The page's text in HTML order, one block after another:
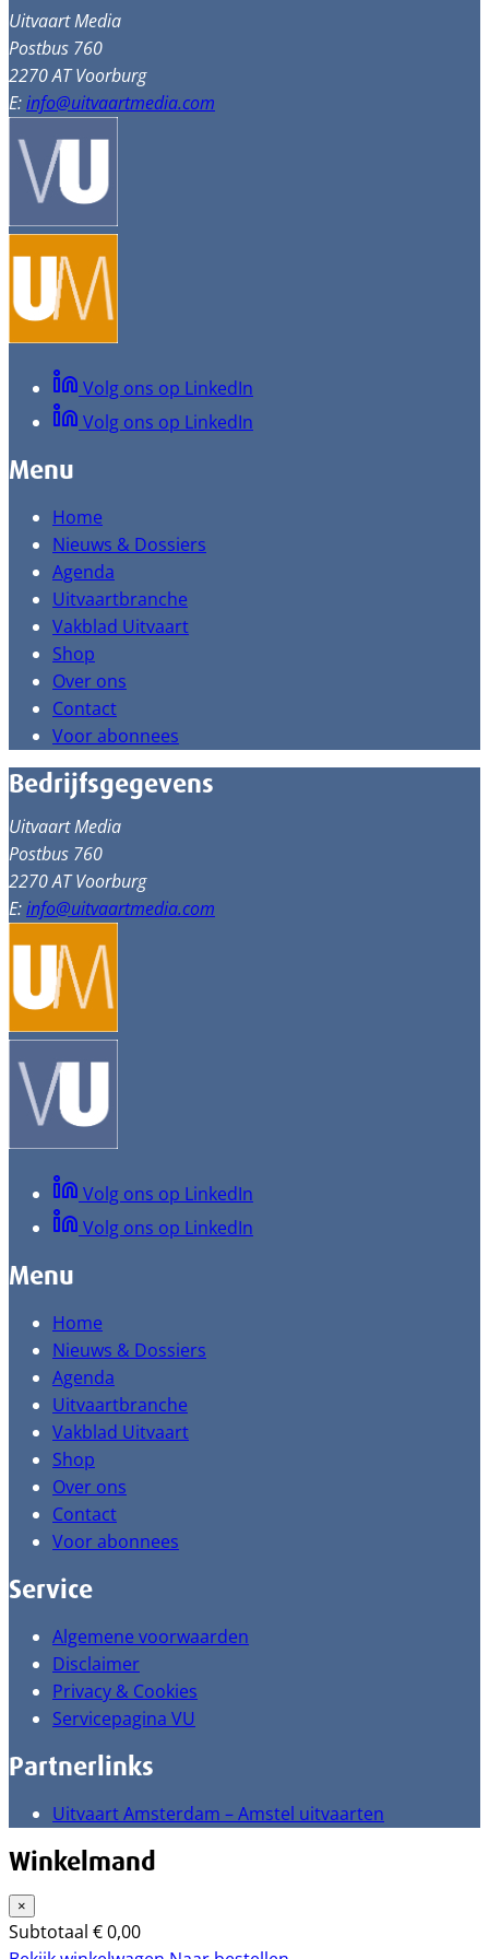
Uitvaart Media
Postbus 760
2270 AT Voorburg
E:info@uitvaartmedia.com
Volg ons op LinkedIn
Volg ons op LinkedIn
Menu
Home
Nieuws & Dossiers
Agenda
Uitvaartbranche
Vakblad Uitvaart
Shop
Over ons
Contact
Voor abonnees
Bedrijfsgegevens
Uitvaart Media
Postbus 760
2270 AT Voorburg
E:info@uitvaartmedia.com
Volg ons op LinkedIn
Volg ons op LinkedIn
Menu
Home
Nieuws & Dossiers
Agenda
Uitvaartbranche
Vakblad Uitvaart
Shop
Over ons
Contact
Voor abonnees
Service
Algemene voorwaarden
Disclaimer
Privacy & Cookies
Servicepagina VU
Partnerlinks
Uitvaart Amsterdam – Amstel uitvaarten
Winkelmand
×
Subtotaal €0,00